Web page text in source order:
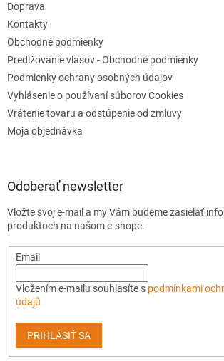
Doprava
Kontakty
Obchodné podmienky
Predlžovanie vlasov - Obchodné podmienky
Podmienky ochrany osobných údajov
Vyhlásenie o používaní súborov Cookies
Vrátenie tovaru a odstúpenie od zmluvy
Moja objednávka
Odoberať newsletter
Vložte svoj e-mail a my Vám budeme zasielať
produktoch na našom e-shope.
Email
Vložením e-mailu souhlasíte s podmínkami
údajů
PRIHLÁSIŤ SA